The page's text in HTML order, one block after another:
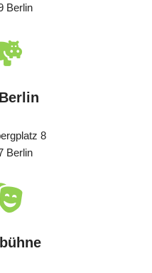
Berlin
8
Berlin